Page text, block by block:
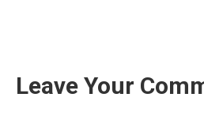
Leave Your